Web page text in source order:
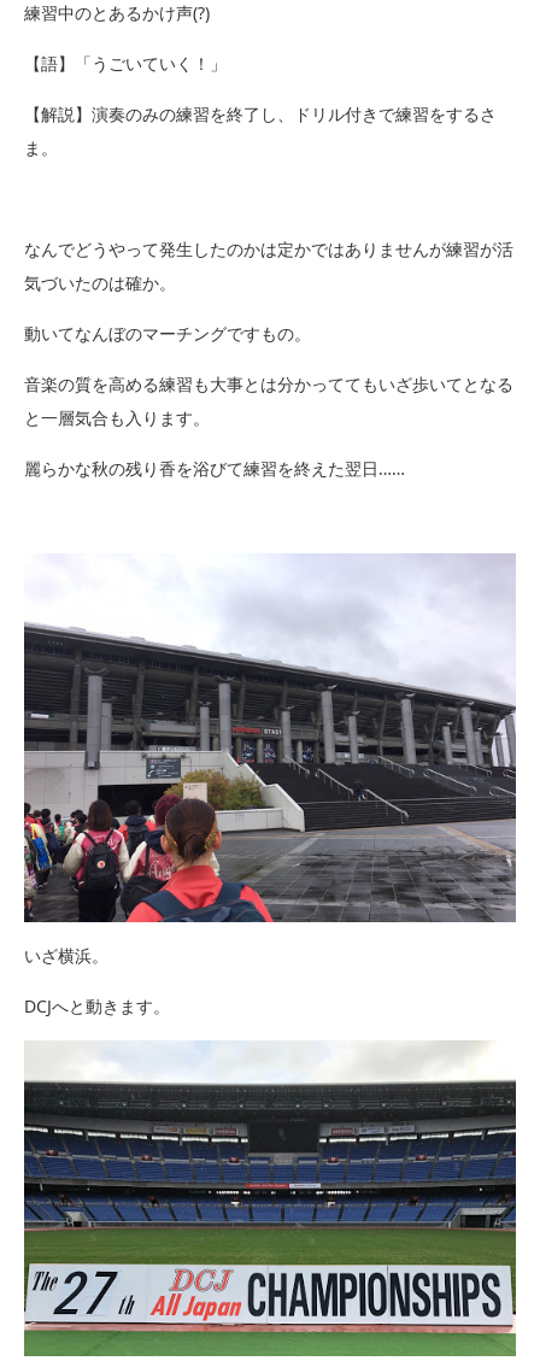
練習中のとあるかけ声(?)
【語】「うごいていく！」
【解説】 演奏のみの練習を終了し、ドリル付きで練習をするさ
ま。
なんでどうやって発生したのかは定かではありませんが練習が活
気づいたのは確か。
動いてなんぼのマーチングですもの。
音楽の質を高める練習も大事とは分かっててもいざ歩いてとなる
と一層気合も入ります。
麗らかな秋の残り香を浴びて練習を終えた翌日……
いざ横浜。
DCJへと動きます。